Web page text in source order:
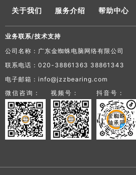
关于我们 服务介绍 帮助中心
业务联系/技术支持
公司名称：广东金蜘蛛电脑网络有限公司
联系电话：020-38861363 38861343
电子邮箱：info@jzzbearing.com
微信咨询：
视频号： 抖音号：